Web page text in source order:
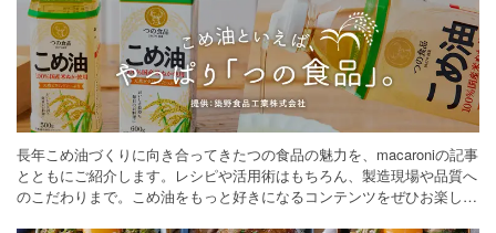
長年こめ油づくりに向き合ってきたつの食品の魅力を、macaroniの記事
とともにご紹介します。レシピや活用術はもちろん、製造現場や品質へ
のこだわりまで。こめ油をもっと好きになるコンテンツをぜひお楽しみ